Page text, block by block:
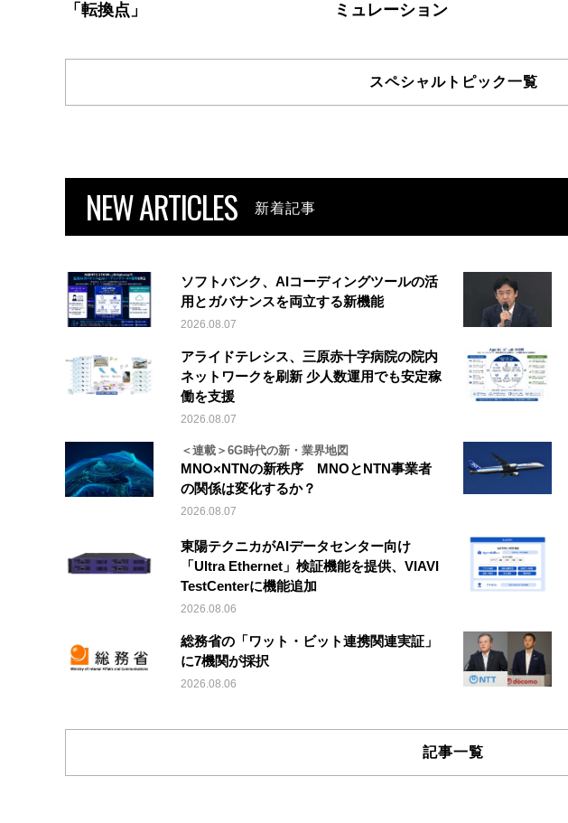
「転換点」
ミュレーション
スペシャルトピック一覧
NEW ARTICLES 新着記事
ソフトバンク、AIコーディングツールの活
用とガバナンスを両立する新機能
2026.08.07
アライドテレシス、三原赤十字病院の院内
ネットワークを刷新 少人数運用でも安定稼
働を支援
2026.08.07
＜連載＞6G時代の新・業界地図
MNO×NTNの新秩序 MNOとNTN事業者
の関係は変化するか？
2026.08.07
東陽テクニカがAIデータセンター向け
「Ultra Ethernet」検証機能を提供、VIAVI
TestCenterに機能追加
2026.08.06
総務省の「ワット・ビット連携関連実証」
に7機関が採択
2026.08.06
記事一覧